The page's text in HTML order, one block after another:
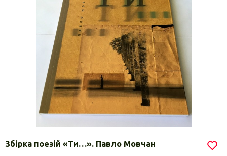
Збірка поезій «Ти…». Павло Мовчан